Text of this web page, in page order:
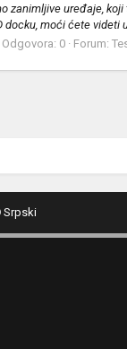
zanimljive uređaje, koji
moći ćete videti
Odgovora: 0 Forum:
Srpski